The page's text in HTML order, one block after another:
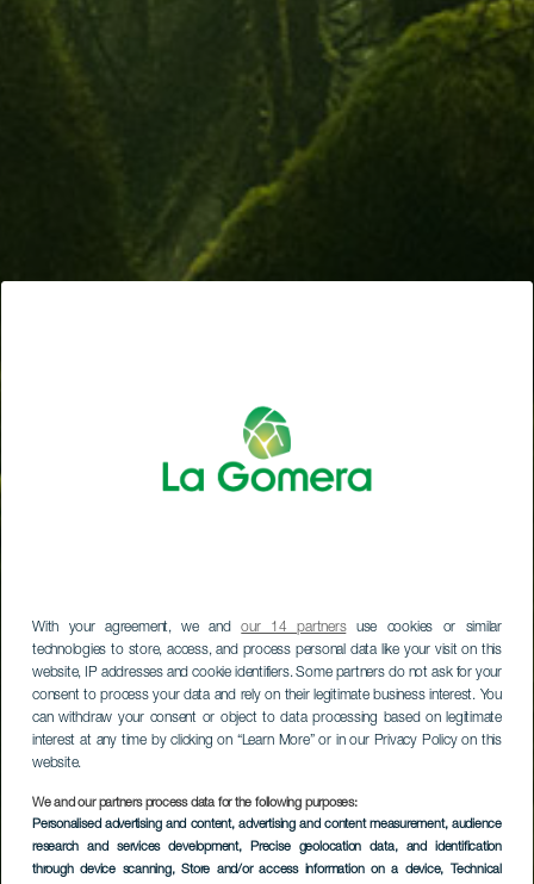
With your agreement, we andour 14 partnersuse cookies or similar
technologies to store, access, and process personal data like your visit on this
website, IP addresses and cookie identifiers. Some partners do not ask for your
consent to process your data and rely on their legitimate business interest. You
can withdraw your consent or object to data processing based on legitimate
interest at any time by clicking on “Learn More” or in our Privacy Policy on this
website.
We and our partners process data for the following purposes:
Personalised advertising and content, advertising and content measurement, audience
research and services development, Precise geolocation data, and identification
through device scanning, Store and/or access information on a device, Technical